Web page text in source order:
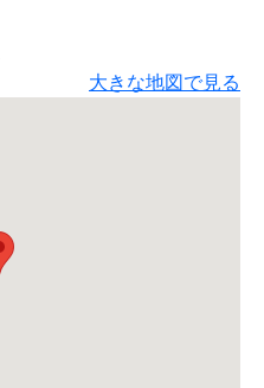
大きな地図で見る